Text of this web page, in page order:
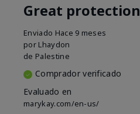
Great protection
Enviado Hace 9 meses
por Lhaydon
de Palestine
Comprador verificado
Evaluado en
marykay.com/en-us/